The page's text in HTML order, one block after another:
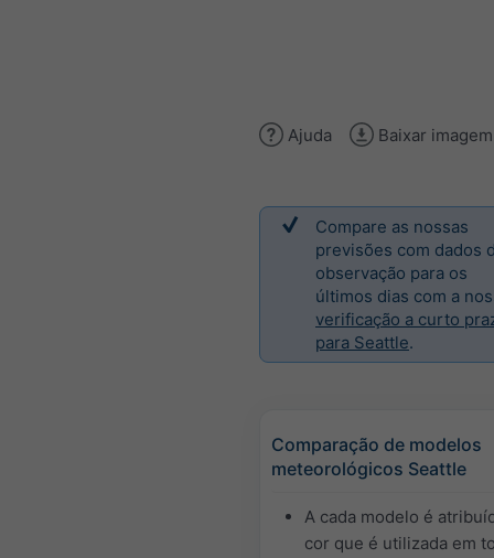
Ajuda Baixar imagem
Compare as nossas
previsões com dados
observação para os
últimos dias com a
verificação a curto
para Seattle.
Comparação de modelos
meteorológicos Seattle
A cada modelo é
cor que é utilizada em